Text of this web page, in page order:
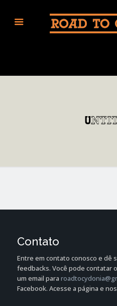
Contato
Entre em contato conosco e dê
feedbacks. Você pode contatar
um email para
Facebook. Acesse a página e